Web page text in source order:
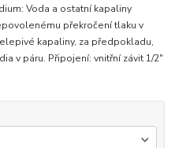
Voda a ostatní kapaliny
překročení tlaku v
kapaliny, za předpokladu,
v páru. Připojení: vnitřní závit 1/2"